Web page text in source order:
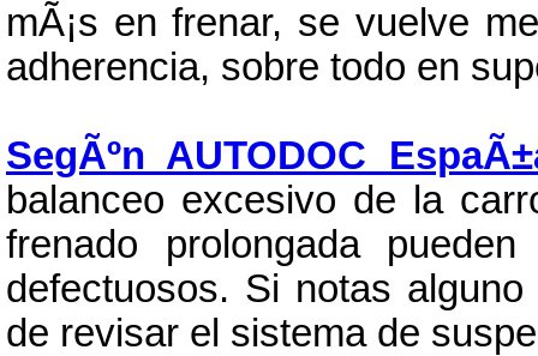
mÃ¡s en frenar, se vuelve
adherencia, sobre todo en
SegÃºn AUTODOC
balanceo excesivo de la
frenado prolongada
defectuosos. Si notas
de revisar el sistema de